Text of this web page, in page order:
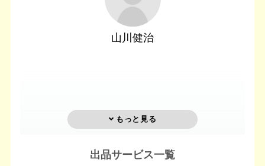
山川健治
出品サービス一覧